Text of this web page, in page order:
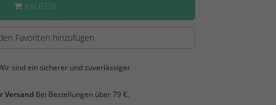
KAUFEN
Favoriten hinzufügen
sind ein sicherer und zuverlässiger
VersandBei Bestellungen über 79 €.